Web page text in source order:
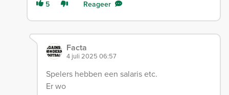
5 Reageer
Facta
4 juli 2025 06:57
Spelers hebben een salaris etc.
Er wo